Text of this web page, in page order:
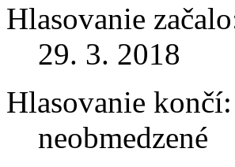
Hlasovanie
29. 3. 2018
Hlasovanie končí:
neobmedzené